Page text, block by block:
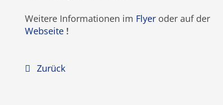
Weitere Informationen im Flyer oder auf der
Webseite !
Zurück